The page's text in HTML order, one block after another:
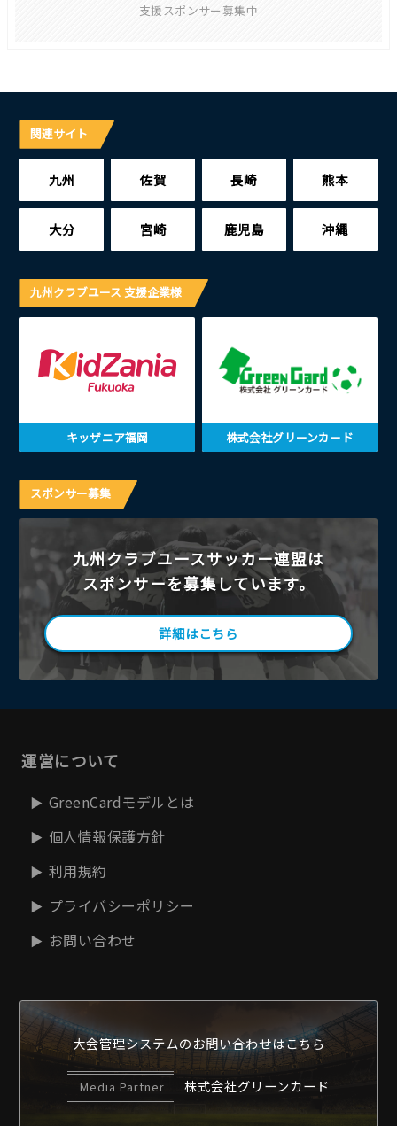
支援スポンサー募集中
関連サイト
九州 佐賀 長崎 熊本
大分 宮崎 鹿児島 沖縄
九州クラブユース 支援企業様
キッザニア福岡 株式会社グリーンカード
スポンサー募集
九州クラブユースサッカー連盟は
スポンサーを募集しています。
詳細はこちら
運営について
GreenCardモデルとは
個人情報保護方針
利用規約
プライバシーポリシー
お問い合わせ
大会管理システムのお問い合わせはこちら
Media Partner 株式会社グリーンカード